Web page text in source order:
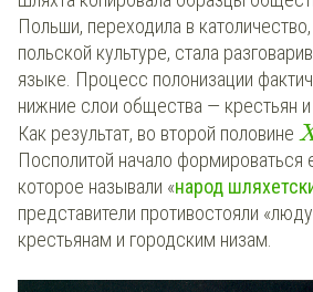
Польши, переходила в
польской культуре, стала
языке. Процесс полонизации
нижние слои общества — крестьян
Как результат, во второй половине
Посполитой начало формироваться
которое называли «народ
представители противостояли
крестьянам и городским низам.